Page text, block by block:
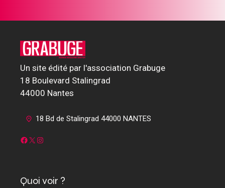
Un site édité par l'association Grabuge
18 Boulevard Stalingrad
44000 Nantes
18 Bd de Stalingrad 44000 NANTES
Facebook
X Instagram
Quoi voir ?